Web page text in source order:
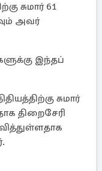
சுமார் 61
அவர்
இந்தப்
சுமார்
திறைசேரி